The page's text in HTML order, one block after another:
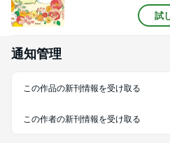
試
通知管理
この作品の新刊情報を受け取る
この作者の新刊情報を受け取る